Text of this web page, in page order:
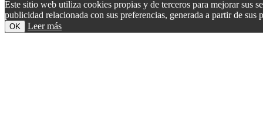
Este sitio web utiliza cookies propias y de terceros para mejorar sus
publicidad relacionada con sus preferencias, generada a partir de
OK Leer más